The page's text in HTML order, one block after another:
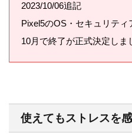
2023/10/06追記
Pixel5のOS・セキュリテ
10月で終了が正式決定しま
使えてもストレスを